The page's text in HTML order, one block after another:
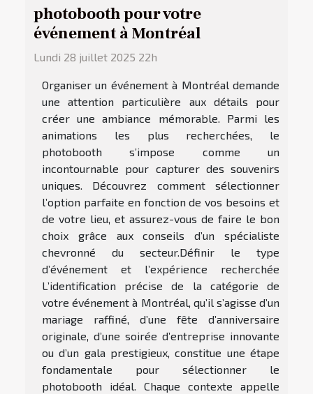
photobooth pour votre
événement à Montréal
Lundi 28 juillet 2025 22h
Organiser un événement à Montréal demande
une attention particulière aux détails pour
créer une ambiance mémorable. Parmi les
animations les plus recherchées, le
photobooth s’impose comme un
incontournable pour capturer des souvenirs
uniques. Découvrez comment sélectionner
l’option parfaite en fonction de vos besoins et
de votre lieu, et assurez-vous de faire le bon
choix grâce aux conseils d’un spécialiste
chevronné du secteur.Définir le type
d’événement et l’expérience recherchée
L’identification précise de la catégorie de
votre événement à Montréal, qu’il s’agisse d’un
mariage raffiné, d’une fête d’anniversaire
originale, d’une soirée d’entreprise innovante
ou d’un gala prestigieux, constitue une étape
fondamentale pour sélectionner le
photobooth idéal. Chaque contexte appelle